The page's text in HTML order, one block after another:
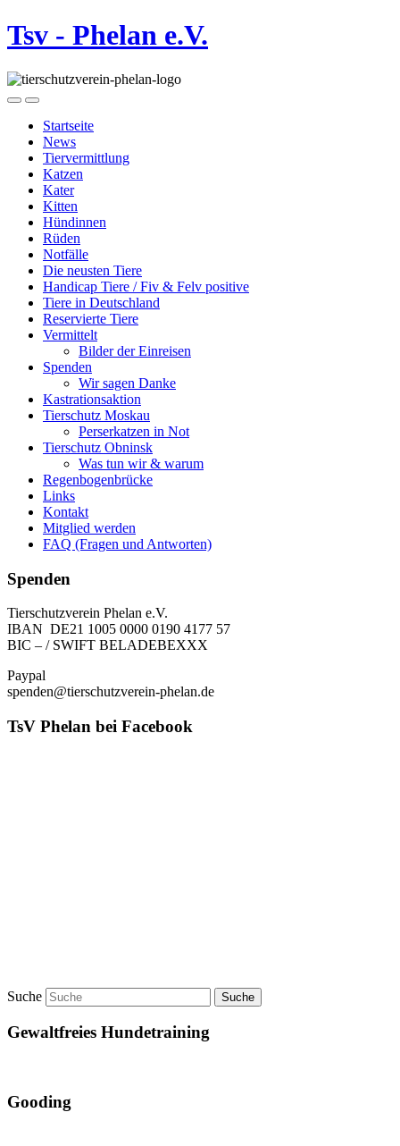
Tsv - Phelan e.V.
Startseite
News
Tiervermittlung
Katzen
Kater
Kitten
Hündinnen
Rüden
Notfälle
Die neusten Tiere
Handicap Tiere / Fiv & Felv positive
Tiere in Deutschland
Reservierte Tiere
Vermittelt
Bilder der Einreisen
Spenden
Wir sagen Danke
Kastrationsaktion
Tierschutz Moskau
Perserkatzen in Not
Tierschutz Obninsk
Was tun wir & warum
Regenbogenbrücke
Links
Kontakt
Mitglied werden
FAQ (Fragen und Antworten)
Spenden
Tierschutzverein Phelan e.V.
IBAN DE21 1005 0000 0190 4177 57
BIC – / SWIFT BELADEBEXXX
Paypal
spenden@tierschutzverein-phelan.de
TsV Phelan bei Facebook
Suche
Gewaltfreies Hundetraining
Gooding